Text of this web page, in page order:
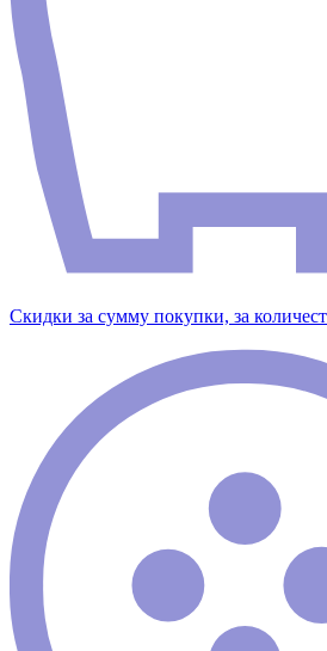
Скидки за сумму покупки, за